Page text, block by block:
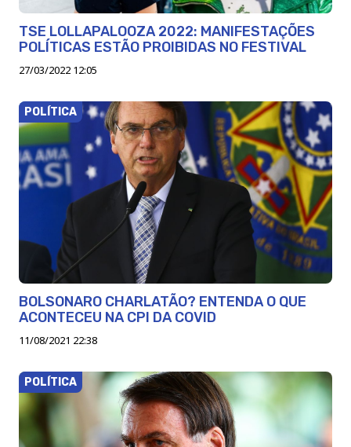
TSE LOLLAPALOOZA 2022: MANIFESTAÇÕES
POLÍTICAS ESTÃO PROIBIDAS NO FESTIVAL
27/03/2022 12:05
POLÍTICA
BOLSONARO CHARLATÃO? ENTENDA O QUE
ACONTECEU NA CPI DA COVID
11/08/2021 22:38
POLÍTICA